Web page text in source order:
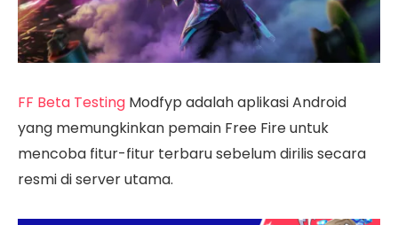
FF Beta Testing Modfyp adalah aplikasi Android
yang memungkinkan pemain Free Fire untuk
mencoba fitur-fitur terbaru sebelum dirilis secara
resmi di server utama.